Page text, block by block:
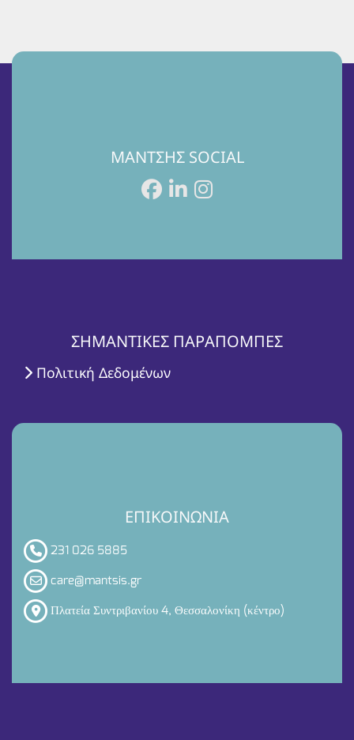
ΜΑΝΤΣΗΣ SOCIAL
ΣΗΜΑΝΤΙΚΕΣ ΠΑΡΑΠΟΜΠΕΣ
Πολιτική Δεδομένων
ΕΠΙΚΟΙΝΩΝΙΑ
231 026 5885
care@mantsis.gr
Πλατεία Συντριβανίου 4, Θεσσαλονίκη (κέντρο)